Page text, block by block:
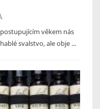
věkem nás
svalstvo, ale obje ...